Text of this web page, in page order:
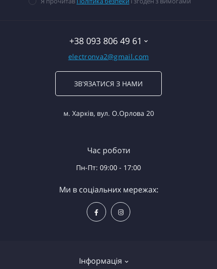
+38 093 806 49 61
electronva2@gmail.com
ЗВ'ЯЗАТИСЯ З НАМИ
м. Харків, вул. О.Орлова 20
Інформація
Час роботи
Пн-Пт: 09:00 - 17:00
Ми в соціальних мережах: